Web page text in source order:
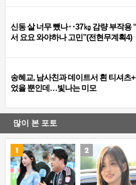
신동 살 너무 뺐나‥37㎏ 감량 부작용
서 요요 와야하나 고민”(전현무계획4)
송혜교, 남사친과 데이트서 흰 티셔츠
었을 뿐인데…빛나는 미모
많이 본 포토